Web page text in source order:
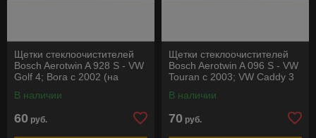
Щетки стеклоочистителей
Bosch Aerotwin A 928 S - VW
Golf 4; Bora с 2002 (на
В наличии
60 руб.
Щетки стеклоочистителей
Bosch Aerotwin A 096 S - VW
Touran c 2003; VW Caddy 3
В наличии
70 руб.